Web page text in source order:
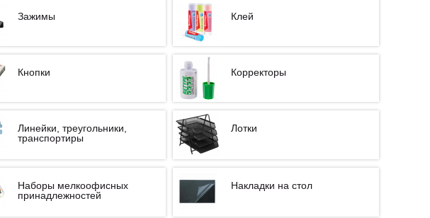
Зажимы Клей
Кнопки Корректоры
Линейки, треугольники,
транспортиры
Лотки
Наборы мелкоофисных
принадлежностей
Накладки на стол